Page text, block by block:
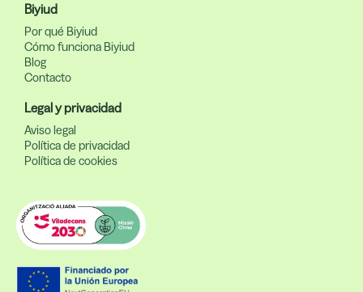
Biyiud
Por qué Biyiud
Cómo funciona Biyiud
Blog
Contacto
Legal y privacidad
Aviso legal
Política de privacidad
Política de cookies